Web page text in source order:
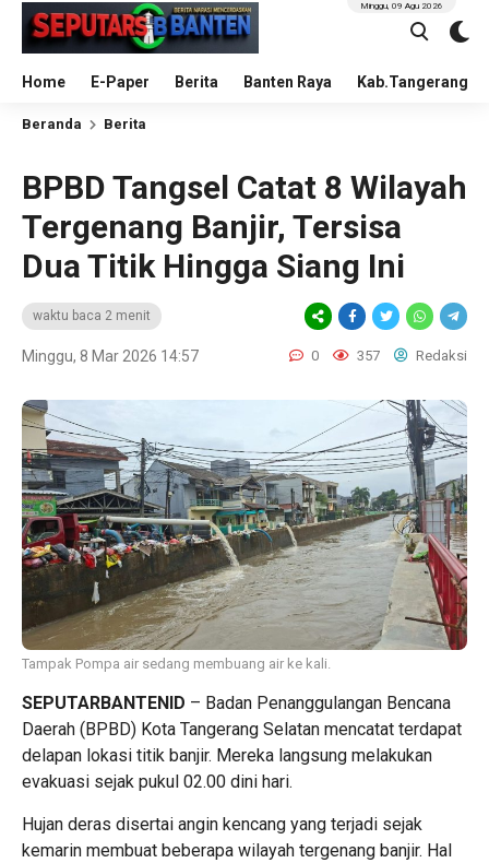
Home E-Paper Berita Banten Raya Kab.Tangerang
Minggu, 09 Agu 2026
Beranda Berita
BPBD Tangsel Catat 8 Wilayah
Tergenang Banjir, Tersisa
Dua Titik Hingga Siang Ini
waktu baca 2 menit
Minggu, 8 Mar 2026 14:57 0 357 Redaksi
Tampak Pompa air sedang membuang air ke kali.
SEPUTARBANTENID – Badan Penanggulangan Bencana
Daerah (BPBD) Kota Tangerang Selatan mencatat terdapat
delapan lokasi titik banjir. Mereka langsung melakukan
evakuasi sejak pukul 02.00 dini hari.
Hujan deras disertai angin kencang yang terjadi sejak
kemarin membuat beberapa wilayah tergenang banjir. Hal